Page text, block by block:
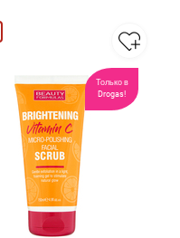
Только в
Drogas!